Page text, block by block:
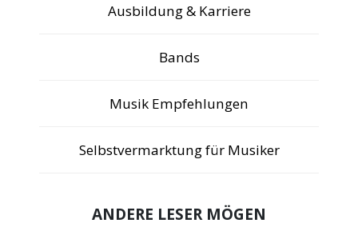
Ausbildung & Karriere
Bands
Musik Empfehlungen
Selbstvermarktung für Musiker
ANDERE LESER MÖGEN